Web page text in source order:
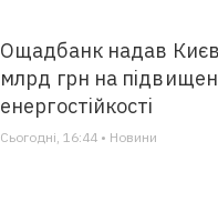
Ощадбанк надав
млрд грн на
енергостійкості
Сьогодні, 16:44 • Новини